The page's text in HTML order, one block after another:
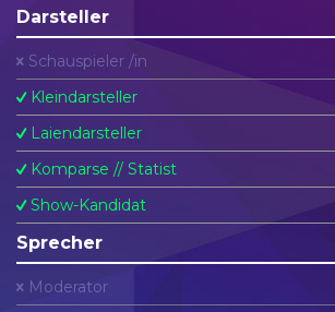
Darsteller
Schauspieler /in
Kleindarsteller
Laiendarsteller
Komparse // Statist
Show-Kandidat
Sprecher
Moderator